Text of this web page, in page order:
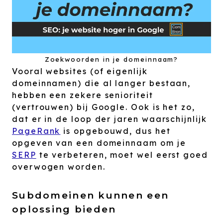
Zoekwoorden in je domeinnaam?
Vooral websites (of eigenlijk
domeinnamen) die al langer bestaan,
hebben een zekere senioriteit
(vertrouwen) bij Google. Ook is het zo,
dat er in de loop der jaren waarschijnlijk
PageRank is opgebouwd, dus het
opgeven van een domeinnaam om je
SERP te verbeteren, moet wel eerst goed
overwogen worden.
Subdomeinen kunnen een
oplossing bieden